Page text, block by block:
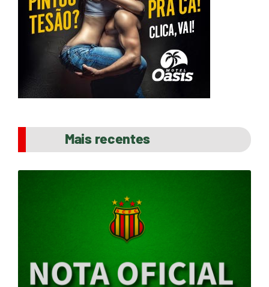
Mais recentes